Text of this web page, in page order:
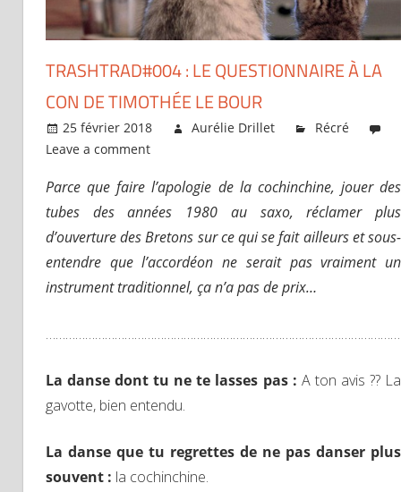
TRASHTRAD#004 : LE QUESTIONNAIRE À LA
CON DE TIMOTHÉE LE BOUR
25 février 2018 Aurélie Drillet
Récré
Leave a comment
Parce que faire l’apologie de la cochinchine, jouer des
tubes des années 1980 au saxo, réclamer plus
d’ouverture des Bretons sur ce qui se fait ailleurs et sous-
entendre que l’accordéon ne serait pas vraiment un
instrument traditionnel, ça n’a pas de prix…
La danse dont tu ne te lasses pas : A ton avis ?? La
gavotte, bien entendu.
La danse que tu regrettes de ne pas danser plus
souvent : la cochinchine.